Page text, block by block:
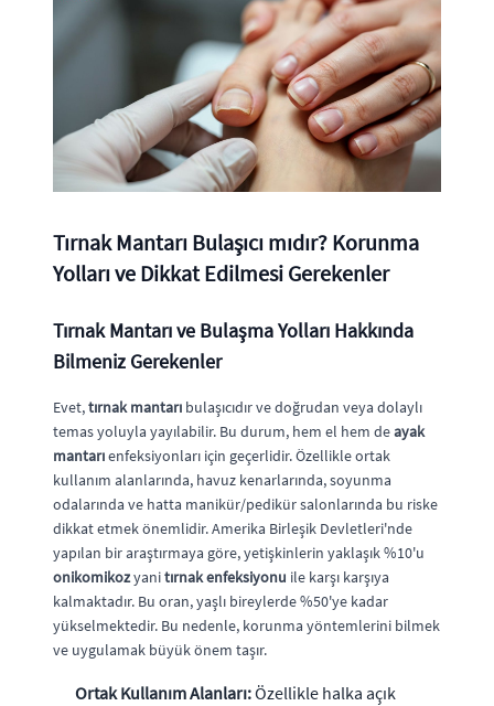
Tırnak Mantarı Bulaşıcı mıdır? Korunma
Yolları ve Dikkat Edilmesi Gerekenler
Tırnak Mantarı ve Bulaşma Yolları Hakkında
Bilmeniz Gerekenler
Evet,tırnak mantarı bulaşıcıdır ve doğrudan veya dolaylı
temas yoluyla yayılabilir. Bu durum, hem el hem deayak
mantarıenfeksiyonları için geçerlidir. Özellikle ortak
kullanım alanlarında, havuz kenarlarında, soyunma
odalarında ve hatta manikür/pedikür salonlarında bu riske
dikkat etmek önemlidir. Amerika Birleşik Devletleri'nde
yapılan bir araştırmaya göre, yetişkinlerin yaklaşık %10'u
onikomikozyanitırnak enfeksiyonu ile karşı karşıya
kalmaktadır. Bu oran, yaşlı bireylerde %50'ye kadar
yükselmektedir. Bu nedenle, korunma yöntemlerini bilmek
ve uygulamak büyük önem taşır.
Ortak Kullanım Alanları:Özellikle halka açık